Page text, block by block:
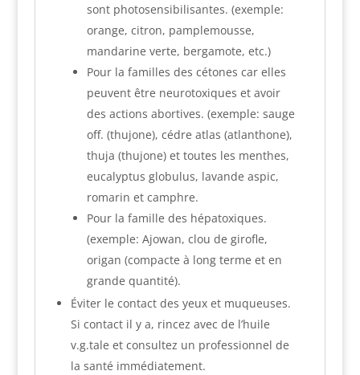
sont photosensibilisantes. (exemple:
orange, citron, pamplemousse,
mandarine verte, bergamote, etc.)
Pour la familles des cétones car elles
peuvent être neurotoxiques et avoir
des actions abortives. (exemple: sauge
off. (thujone), cédre atlas (atlanthone),
thuja (thujone) et toutes les menthes,
eucalyptus globulus, lavande aspic,
romarin et camphre.
Pour la famille des hépatoxiques.
(exemple: Ajowan, clou de girofle,
origan (compacte à long terme et en
grande quantité).
Éviter le contact des yeux et muqueuses.
Si contact il y a, rincez avec de l’huile
v.g.tale et consultez un professionnel de
la santé immédiatement.